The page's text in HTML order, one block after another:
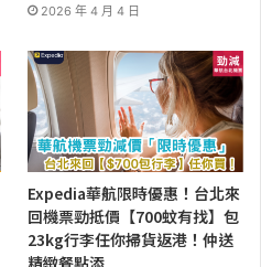
2026 年 4 月 4 日
Expedia華航限時優惠！台北來
回機票勁抵價【700蚊有找】包
23kg行李任你掃貨返港！仲送